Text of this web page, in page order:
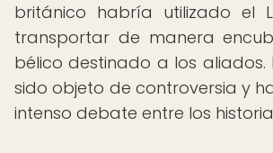
británico habría utilizado el
transportar de manera
bélico destinado a los aliados.
sido objeto de controversia y
intenso debate entre los